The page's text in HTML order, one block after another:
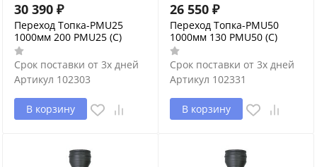
30 390 ₽
Переход Топка-PMU25
1000мм 200 PMU25 (С)
Срок поставки от 3х дней
Артикул 102303
В корзину
26 550 ₽
Переход Топка-PMU50
1000мм 130 PMU50 (С)
Срок поставки от 3х дней
Артикул 102331
В корзину